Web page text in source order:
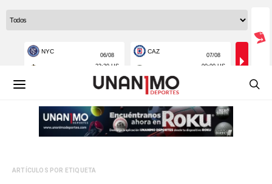
ARTÍCULOS POR ETIQUETA